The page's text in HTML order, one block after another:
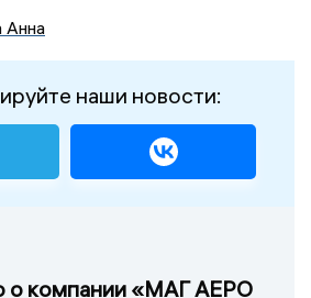
Анна
наши новости:
о компании «МАГ АЕРО